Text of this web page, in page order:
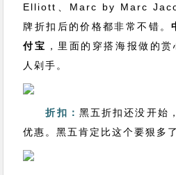
Elliott、Marc by Marc
牌折扣后的价格都非常不错。
付宝 ，里面的穿搭海报做的
人剁手。
折扣： 黑五折扣还没开始
优惠。黑五肯定比这个要狠